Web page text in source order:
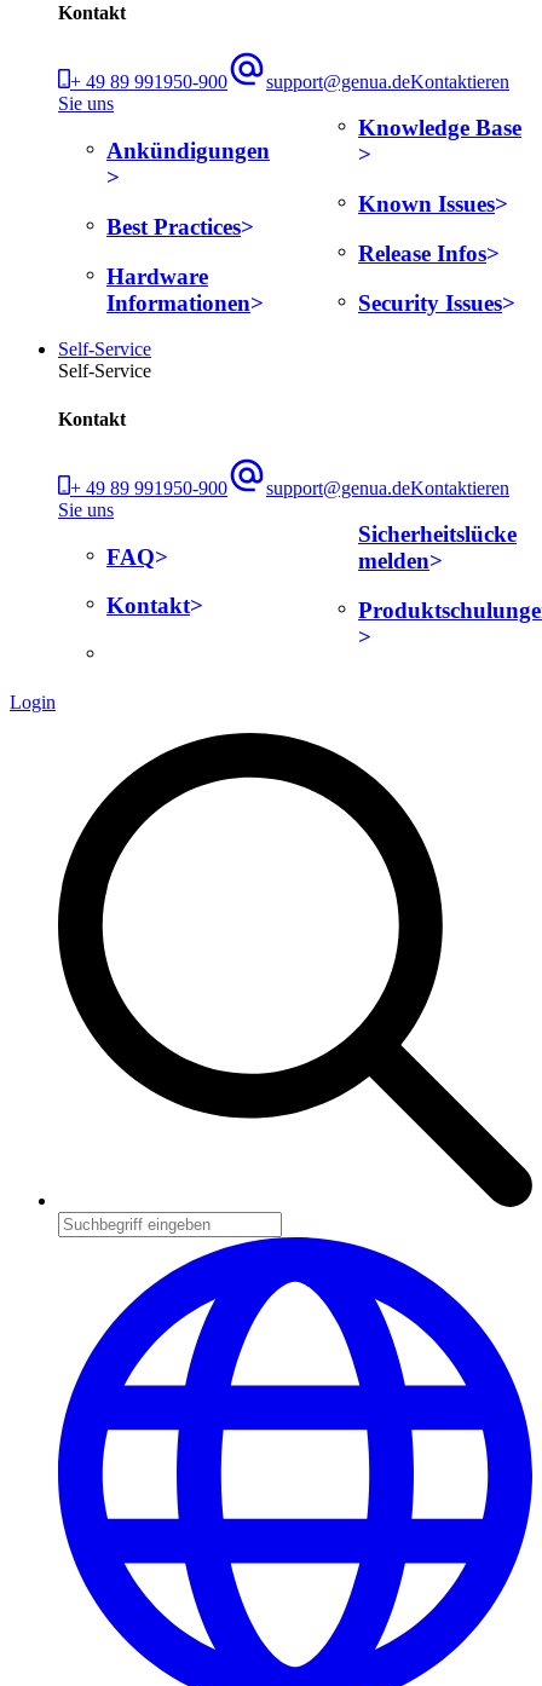
Kontakt
+ 49 89 991950-900 support@genua.deKontaktieren
Sie uns
Ankündigungen
Best Practices
Hardware
Informationen
Knowledge Base
Known Issues
Release Infos
Security Issues
Self-Service
Self-Service
Kontakt
+ 49 89 991950-900 support@genua.deKontaktieren
Sie uns
FAQ
Kontakt
Sicherheitslücke
melden
Login